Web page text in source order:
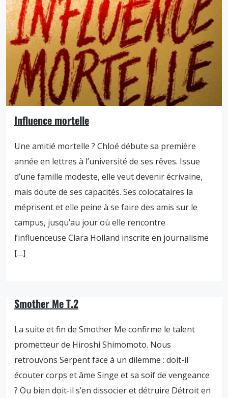
Influence mortelle
Une amitié mortelle ? Chloé débute sa première
année en lettres à l’université de ses rêves. Issue
d’une famille modeste, elle veut devenir écrivaine,
mais doute de ses capacités. Ses colocataires la
méprisent et elle peine à se faire des amis sur le
campus, jusqu’au jour où elle rencontre
l’influenceuse Clara Holland inscrite en journalisme
[…]
Smother Me T.2
La suite et fin de Smother Me confirme le talent
prometteur de Hiroshi Shimomoto. Nous
retrouvons Serpent face à un dilemme : doit-il
écouter corps et âme Singe et sa soif de vengeance
? Ou bien doit-il s’en dissocier et détruire Détroit en